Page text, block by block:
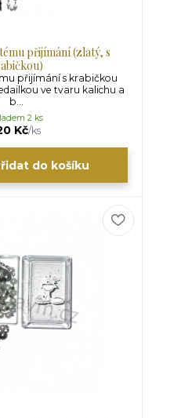
přijímání (zlatý, s
přijímání s krabičkou
ve tvaru kalichu a
b...
Kč/ks
2 ks
do košíku